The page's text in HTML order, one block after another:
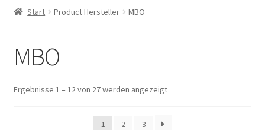
Mein Konto
Start Product Hersteller MBO
MBO
Ergebnisse 1 – 12 von 27 werden angezeigt
1 2 3